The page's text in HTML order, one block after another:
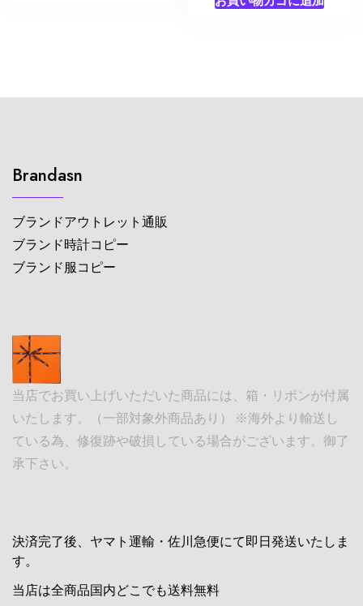
Brandasn
ブランドアウトレット通販
ブランド時計コピー
ブランド服コピー
当店でお買い上げいただいた商品には、箱・リボンが付属
いたします。（一部対象外商品あり） ※海外より輸送し
ている為、修復跡や破損している場合がございます。御了
承下さい。
決済完了後、ヤマト運輸・佐川急便にて即日発送いたしま
す。
当店は全商品国内どこでも送料無料